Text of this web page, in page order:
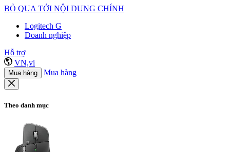
BỎ QUA TỚI NỘI DUNG CHÍNH
Logitech G
Doanh nghiệp
Hỗ trợ
VN,vi
Mua hàng Mua hàng
Theo danh mục